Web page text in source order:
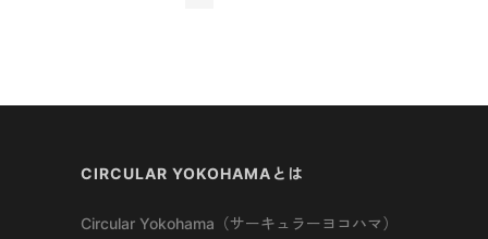
CIRCULAR YOKOHAMAとは
Circular Yokohama（サーキュラーヨコハマ）